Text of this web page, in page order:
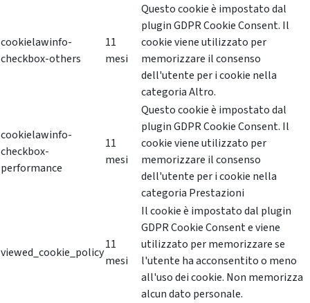
cookielawinfo-
checkbox-others
11
mesi
Questo cookie è impostato dal
plugin GDPR Cookie Consent. Il
cookie viene utilizzato per
memorizzare il consenso
dell'utente per i cookie nella
categoria Altro.
cookielawinfo-
checkbox-
performance
11
mesi
Questo cookie è impostato dal
plugin GDPR Cookie Consent. Il
cookie viene utilizzato per
memorizzare il consenso
dell'utente per i cookie nella
categoria Prestazioni
viewed_cookie_policy
11
mesi
Il cookie è impostato dal plugin
GDPR Cookie Consent e viene
utilizzato per memorizzare se
l'utente ha acconsentito o meno
all'uso dei cookie. Non memorizza
alcun dato personale.